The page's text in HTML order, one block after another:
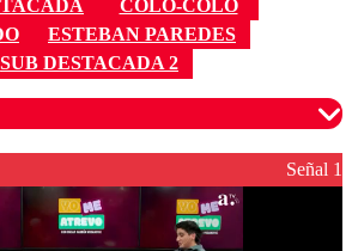
COLO-COLO
ESTEBAN PAREDES
SUB DESTACADA 2
son moderados para garantizar un
diálogo respetuoso.
Señal 1